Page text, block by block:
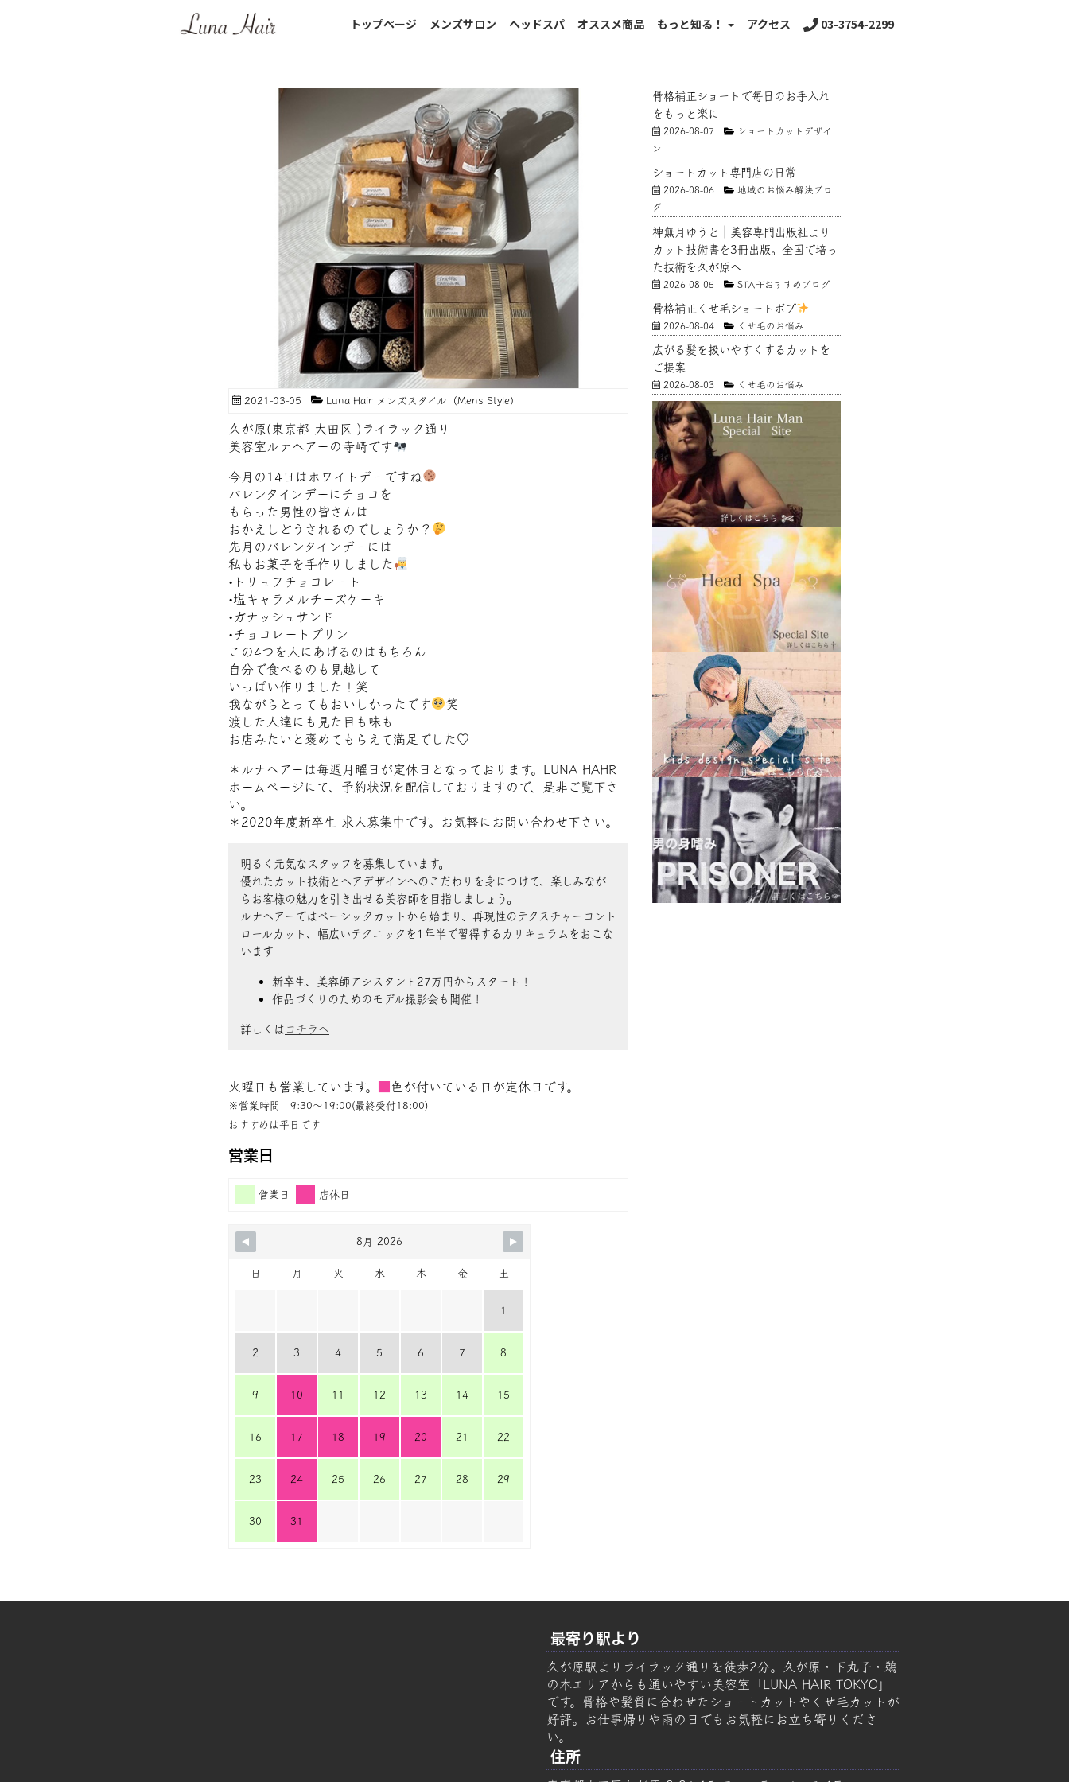
トップページ メンズサロン ヘッドスパ オススメ商品 もっと知る！ アクセス 03-3754-2299
2021-03-05 Luna Hair メンズスタイル（Mens Style）
久が原(東京都 大田区 )ライラック通り
美容室ルナヘアーの寺﨑です
今月の14日はホワイトデーですね
バレンタインデーにチョコを
もらった男性の皆さんは
おかえしどうされるのでしょうか？
先月のバレンタインデーには
私もお菓子を手作りしました
•トリュフチョコレート
•塩キャラメルチーズケーキ
•ガナッシュサンド
•チョコレートプリン
この4つを人にあげるのはもちろん
自分で食べるのも見越して
いっぱい作りました！笑
我ながらとってもおいしかったです
笑
渡した人達にも見た目も味も
お店みたいと褒めてもらえて満足でした♡
＊ルナヘアーは毎週月曜日が定休日となっております。LUNA HAHR
ホームページにて、予約状況を配信しておりますので、是非ご覧下さ
い。
＊2020年度新卒生 求人募集中です。お気軽にお問い合わせ下さい。
明るく元気なスタッフを募集しています。
優れたカット技術とヘアデザインへのこだわりを身につけて、楽しみなが
らお客様の魅力を引き出せる美容師を目指しましょう。
ルナヘアーではベーシックカットから始まり、再現性のテクスチャーコント
ロールカット、幅広いテクニックを1年半で習得するカリキュラムをおこな
います
新卒生、美容師アシスタント27万円からスタート！
作品づくりのためのモデル撮影会も開催！
詳しくは コチラへ
火曜日も営業しています。 色が付いている日が定休日です。
※営業時間 9:30〜19:00(最終受付18:00)
おすすめは平日です
営業日
営業日 店休日
8月 2026
日 月 火 水 木 金 土
1
2 3 4 5 6 7 8
9 10 11 12 13 14 15
16 17 18 19 20 21 22
23 24 25 26 27 28 29
30 31
骨格補正ショートで毎日のお手入れ
をもっと楽に
2026-08-07
ショートカットデザイ
ン
ショートカット専門店の日常
2026-08-06
地域のお悩み解決ブロ
グ
神無月ゆうと｜美容専門出版社より
カット技術書を3冊出版。全国で培っ
た技術を久が原へ
2026-08-05 STAFFおすすめブログ
骨格補正くせ毛ショートボブ
2026-08-04 くせ毛のお悩み
広がる髪を扱いやすくするカットを
ご提案
2026-08-03 くせ毛のお悩み
最寄り駅より
久が原駅よりライラック通りを徒歩2分。久が原・下丸子・鵜
の木エリアからも通いやすい美容室「LUNA HAIR TOKYO」
です。骨格や髪質に合わせたショートカットやくせ毛カットが
好評。お仕事帰りや雨の日でもお気軽にお立ち寄りくださ
い。
住所